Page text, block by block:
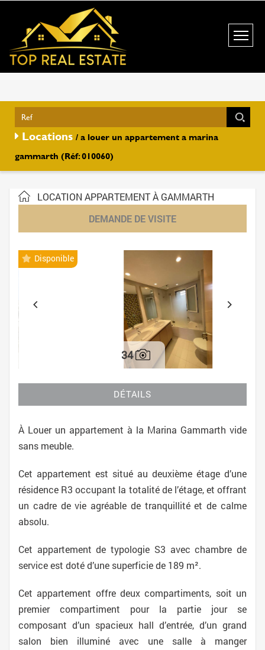
Locations / a louer un appartement a marina
gammarth (Réf: 010060)
LOCATION APPARTEMENT À GAMMARTH
DEMANDE DE VISITE
Disponible
34
DÉTAILS
À Louer un appartement à la Marina Gammarth vide
sans meuble.
Cet appartement est situé au deuxième étage d’une
résidence R3 occupant la totalité de l’étage, et offrant
un cadre de vie agréable de tranquillité et de calme
absolu.
Cet appartement de typologie S3 avec chambre de
service est doté d’une superficie de 189 m².
Cet appartement offre deux compartiments, soit un
premier compartiment pour la partie jour se
composant d’un spacieux hall d’entrée, d’un grand
salon bien illuminé avec une salle à manger